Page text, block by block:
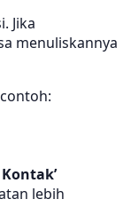
Jika
menuliskannya
lebih